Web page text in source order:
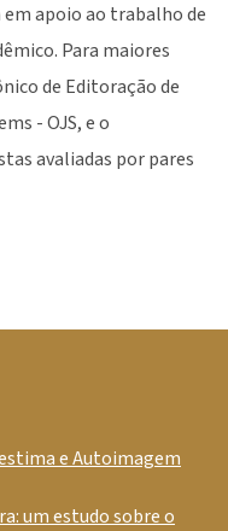
apoio ao trabalho de
Para maiores
de Editoração de
- OJS, e o
avaliadas por pares
e Autoimagem
um estudo sobre o